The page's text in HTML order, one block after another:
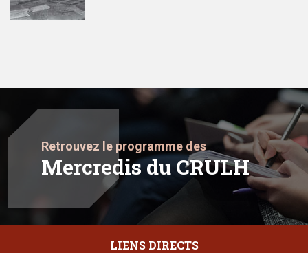
Retrouvez le programme des
Mercredis du CRULH
LIENS DIRECTS